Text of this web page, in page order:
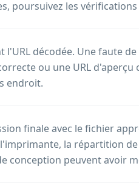
poursuivez les
l'URL décodée. Une faute
ou une URL d'aperçu
endroit.
finale avec le fichier
la répartition
conception peuvent avoir